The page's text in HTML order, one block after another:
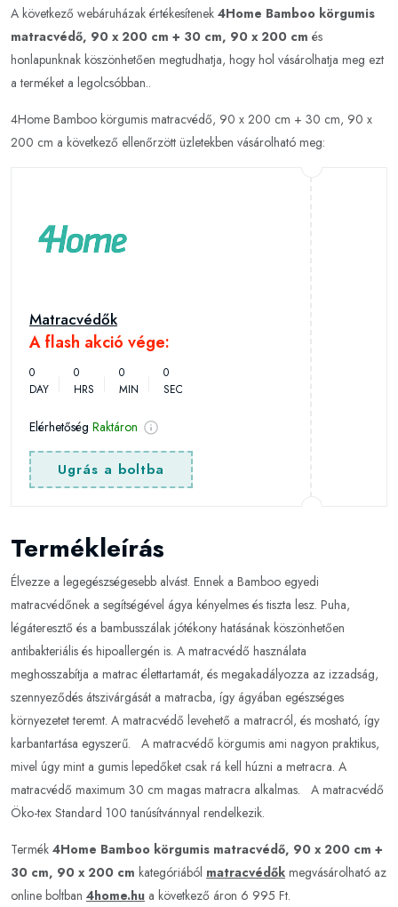
A következő webáruházak értékesítenek 4Home Bamboo körgumis
matracvédő, 90 x 200 cm + 30 cm, 90 x 200 cm és
honlapunknak köszönhetően megtudhatja, hogy hol vásárolhatja meg ezt
a terméket a legolcsóbban..
4Home Bamboo körgumis matracvédő, 90 x 200 cm + 30 cm, 90 x
200 cm a következő ellenőrzött üzletekben vásárolható meg:
Matracvédők
A flash akció vége:
0
DAY
0
HRS
0
MIN
0
SEC
Elérhetőség Raktáron
Ugrás a boltba
Termékleírás
Élvezze a legegészségesebb alvást. Ennek a Bamboo egyedi
matracvédőnek a segítségével ágya kényelmes és tiszta lesz. Puha,
légáteresztő és a bambusszálak jótékony hatásának köszönhetően
antibakteriális és hipoallergén is. A matracvédő használata
meghosszabítja a matrac élettartamát, és megakadályozza az izzadság,
szennyeződés átszivárgását a matracba, így ágyában egészséges
környezetet teremt. A matracvédő levehető a matracról, és mosható, így
karbantartása egyszerű. A matracvédő körgumis ami nagyon praktikus,
mivel úgy mint a gumis lepedőket csak rá kell húzni a metracra. A
matracvédő maximum 30 cm magas matracra alkalmas. A matracvédő
Öko-tex Standard 100 tanúsítvánnyal rendelkezik.
Termék 4Home Bamboo körgumis matracvédő, 90 x 200 cm +
30 cm, 90 x 200 cm kategóriából matracvédők megvásárolható az
online boltban 4home.hu a következő áron 6 995 Ft.